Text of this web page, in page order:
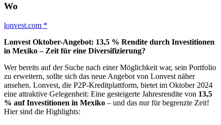
Wo
lonvest.com *
Lonvest Oktober-Angebot: 13,5 % Rendite durch Investitionen
in Mexiko – Zeit für eine Diversifizierung?
Wer bereits auf der Suche nach einer Möglichkeit war, sein Portfolio
zu erweitern, sollte sich das neue Angebot von Lonvest näher
ansehen. Lonvest, die P2P-Kreditplattform, bietet im Oktober 2024
eine attraktive Gelegenheit: Eine gesteigerte Jahresrendite von 13,5
% auf Investitionen in Mexiko – und das nur für begrenzte Zeit!
Hier sind die Highlights: